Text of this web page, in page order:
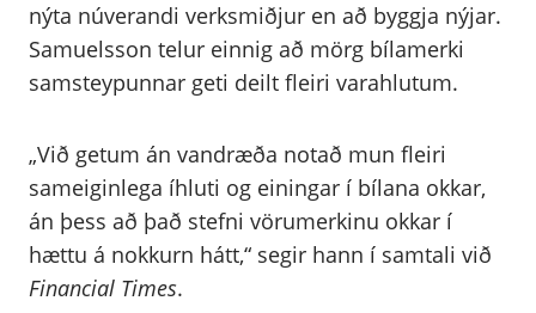
nýta núverandi verksmiðjur en að byggja nýjar.
Samuelsson telur einnig að mörg bílamerki
samsteypunnar geti deilt fleiri varahlutum.
„Við getum án vandræða notað mun fleiri
sameiginlega íhluti og einingar í bílana okkar,
án þess að það stefni vörumerkinu okkar í
hættu á nokkurn hátt,“ segir hann í samtali við
Financial Times.